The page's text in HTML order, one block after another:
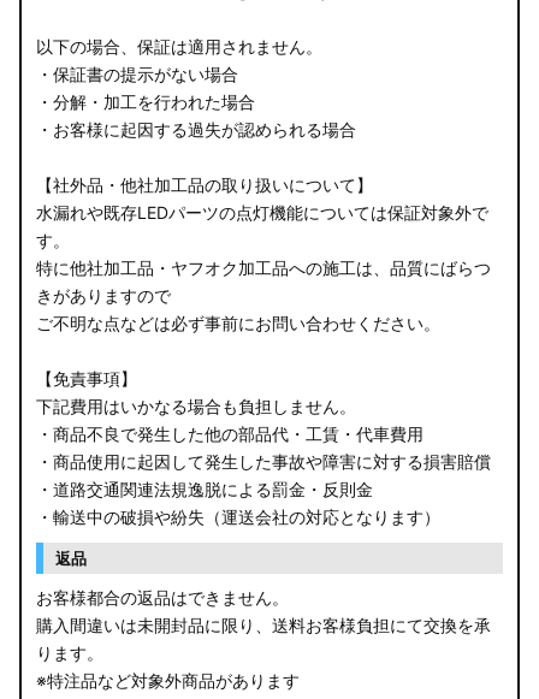
GK1W/GK9W エクリプスクロス
CV1W デリカD:5
B34A/B35A/B37A/B38A デリカミニ
B34W/B35W/B37W/B38W ekクロススペース
B34W/B35W/B37W/B38W ekクロス
KG CX-8
GU クロストレック
GU インプレッサ
VN5 VNH レヴォーグ / レイバック
ZD8 BRZ
ZC6 BRZ
URJ201 LX570
以下の場合、保証は適用されません。
・保証書の提示がない場合
・分解・加工を行われた場合
・お客様に起因する過失が認められる場合
【社外品・他社加工品の取り扱いについて】
水漏れや既存LEDパーツの点灯機能については保証対象外で
す。
特に他社加工品・ヤフオク加工品への施工は、品質にばらつ
きがありますので
ご不明な点などは必ず事前にお問い合わせください。
【免責事項】
下記費用はいかなる場合も負担しません。
・商品不良で発生した他の部品代・工賃・代車費用
・商品使用に起因して発生した事故や障害に対する損害賠償
・道路交通関連法規逸脱による罰金・反則金
・輸送中の破損や紛失（運送会社の対応となります）
返品
お客様都合の返品はできません。
購入間違いは未開封品に限り、送料お客様負担にて交換を承
ります。
※特注品など対象外商品があります